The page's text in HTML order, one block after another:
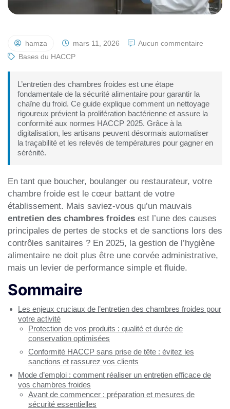
hamza mars 11, 2026
Aucun commentaire
Bases du HACCP
L’entretien des chambres froides est une étape
fondamentale de la sécurité alimentaire pour garantir la
chaîne du froid. Ce guide explique comment un nettoyage
rigoureux prévient la prolifération bactérienne et assure la
conformité aux normes HACCP 2025. Grâce à la
digitalisation, les artisans peuvent désormais automatiser
la traçabilité et les relevés de températures pour gagner en
sérénité.
En tant que boucher, boulanger ou restaurateur, votre
chambre froide est le cœur battant de votre
établissement. Mais saviez-vous qu’un mauvais
entretien des chambres froides est l’une des causes
principales de pertes de stocks et de sanctions lors des
contrôles sanitaires ? En 2025, la gestion de l’hygiène
alimentaire ne doit plus être une corvée administrative,
mais un levier de performance simple et fluide.
Sommaire
Les enjeux cruciaux de l’entretien des chambres froides pour
votre activité
Protection de vos produits : qualité et durée de
conservation optimisées
Conformité HACCP sans prise de tête : évitez les
sanctions et rassurez vos clients
Mode d’emploi : comment réaliser un entretien efficace de
vos chambres froides
Avant de commencer : préparation et mesures de
sécurité essentielles